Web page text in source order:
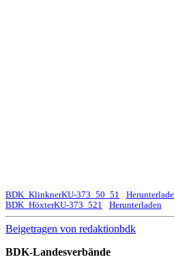
BDK_KlinknerKU-373_50_51
BDK_HöxterKU-373_521
Herunterladen
Beigetragen von redaktionbdk
BDK-Landesverbände